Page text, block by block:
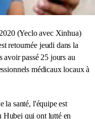
(Yeclo avec Xinhua)
retournée jeudi dans la
avoir passé 25 jours au
médicaux locaux à
la santé, l'équipe est
Hubei qui ont lutté en